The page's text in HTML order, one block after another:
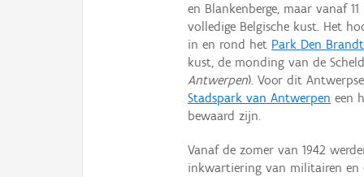
en Blankenberge, maar vanaf
volledige Belgische kust. Het
in en rond het Park Den Brandt
kust, de monding van de
Antwerpen). Voor dit
Stadspark van Antwerpen een
bewaard zijn.
Vanaf de zomer van 1942
inkwartiering van militairen